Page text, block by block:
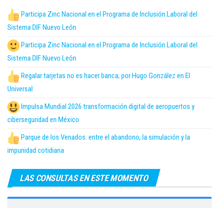
Participa Zinc Nacional en el Programa de Inclusión Laboral del
Sistema DIF Nuevo León
Participa Zinc Nacional en el Programa de Inclusión Laboral del
Sistema DIF Nuevo León
Regalar tarjetas no es hacer banca; por Hugo González en El
Universal
Impulsa Mundial 2026 transformación digital de aeropuertos y
ciberseguridad en México
Parque de los Venados: entre el abandono, la simulación y la
impunidad cotidiana
LAS CONSULTAS EN ESTE MOMENTO